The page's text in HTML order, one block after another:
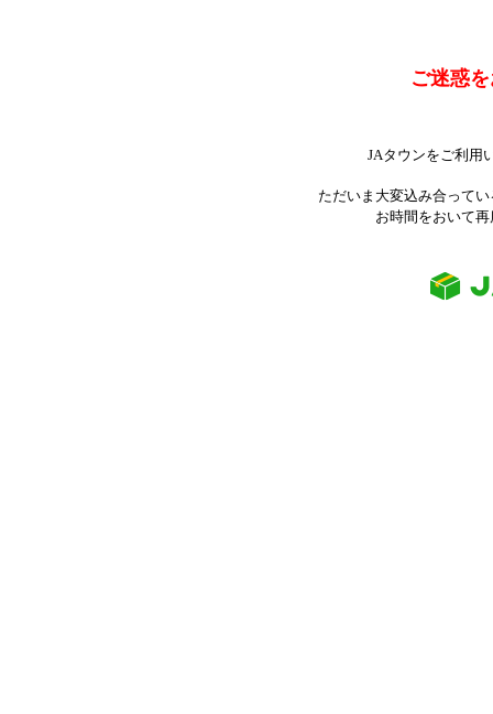
ご迷惑
JAタウンをご利用
ただいま大変込み合って
お時間をおいて